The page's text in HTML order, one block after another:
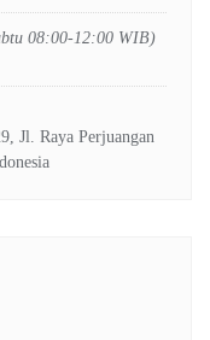
08:00-12:00 WIB)
Jl. Raya Perjuangan